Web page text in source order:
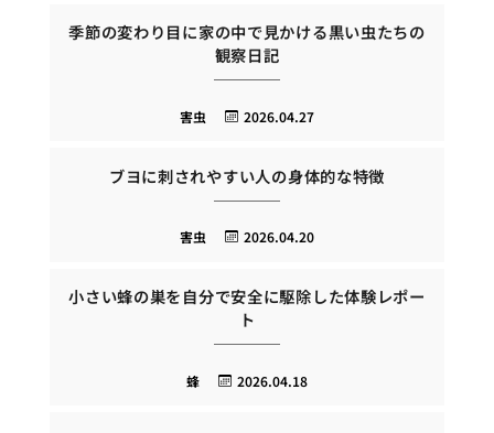
季節の変わり目に家の中で見かける黒い虫たちの
観察日記
2026.04.27
害虫
ブヨに刺されやすい人の身体的な特徴
2026.04.20
害虫
小さい蜂の巣を自分で安全に駆除した体験レポー
ト
2026.04.18
蜂